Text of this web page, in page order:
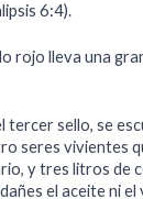
6:4).
rojo lleva una
tercer sello, se
seres vivientes
y tres litros de
el aceite ni el